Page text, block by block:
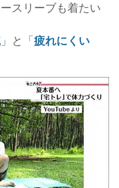
スリーブも着たい
」と「疲れにくい